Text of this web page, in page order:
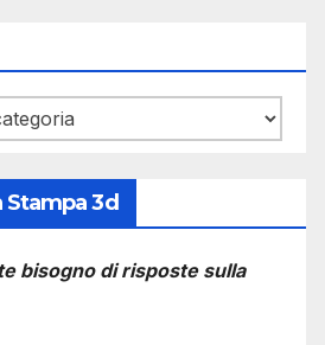
Stampa 3d
bisogno di risposte sulla